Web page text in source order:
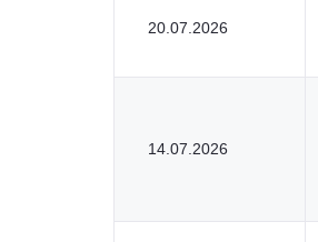
20.07.2026
14.07.2026